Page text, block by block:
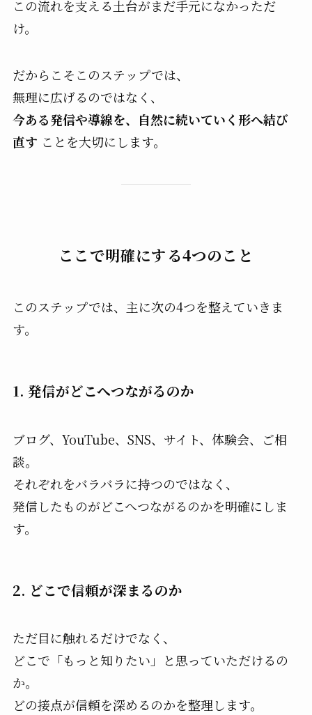
この流れを支える土台がまだ手元になかっただ
け。
だからこそこのステップでは、
無理に広げるのではなく、
今ある発信や導線を、自然に続いていく形へ結び
直す ことを大切にします。
ここで明確にする4つのこと
このステップでは、主に次の4つを整えていきま
す。
1. 発信がどこへつながるのか
ブログ、YouTube、SNS、サイト、体験会、ご相
談。
それぞれをバラバラに持つのではなく、
発信したものがどこへつながるのかを明確にしま
す。
2. どこで信頼が深まるのか
ただ目に触れるだけでなく、
どこで「もっと知りたい」と思っていただけるの
か。
どの接点が信頼を深めるのかを整理します。